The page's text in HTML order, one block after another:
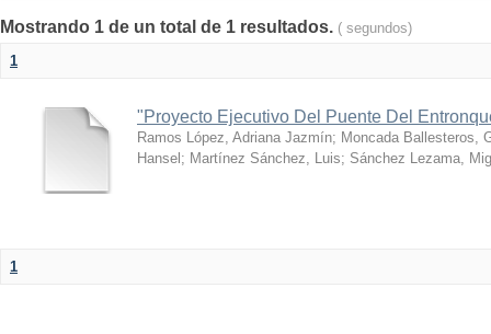
Mostrando 1 de un total de 1 resultados. ( segundos)
1
"Proyecto Ejecutivo Del Puente Del
Ramos López, Adriana Jazmín; Moncada Ballesteros,
Hansel ; Martínez Sánchez, Luis; Sánchez Lezama,
1